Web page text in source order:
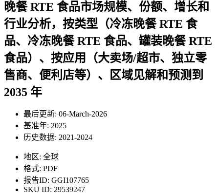
晚餐 RTE 食品市场规模、份额、增长和
行业分析，按类型（冷冻晚餐 RTE 食
品、冷冻晚餐 RTE 食品、罐装晚餐 RTE
食品）、按应用（大卖场/超市、独立零
售商、便利店等）、区域见解和预测到
2035 年
最后更新: 06-March-2026
基准年: 2025
历史数据: 2021-2024
地区: 全球
格式: PDF
报告ID: GGI107765
SKU ID: 29539247